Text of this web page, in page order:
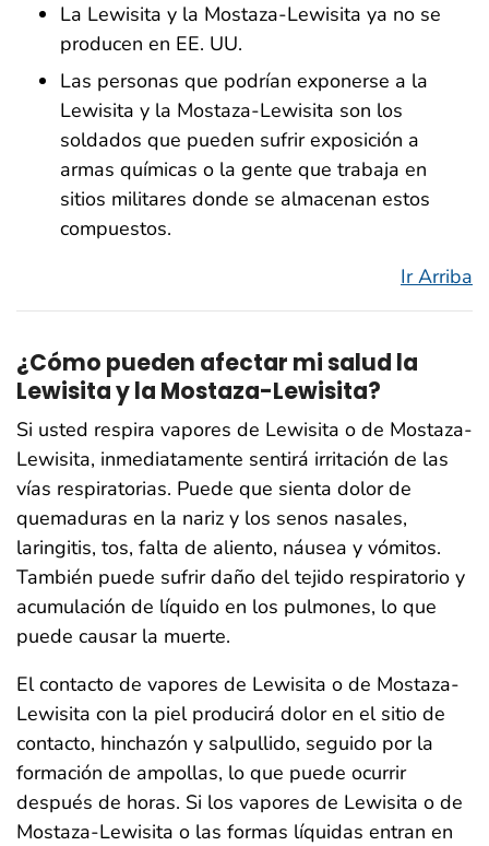
La Lewisita y la Mostaza-Lewisita ya no se
producen en EE. UU.
Las personas que podrían exponerse a la
Lewisita y la Mostaza-Lewisita son los
soldados que pueden sufrir exposición a
armas químicas o la gente que trabaja en
sitios militares donde se almacenan estos
compuestos.
Ir Arriba
¿Cómo pueden afectar mi salud la
Lewisita y la Mostaza-Lewisita?
Si usted respira vapores de Lewisita o de Mostaza-
Lewisita, inmediatamente sentirá irritación de las
vías respiratorias. Puede que sienta dolor de
quemaduras en la nariz y los senos nasales,
laringitis, tos, falta de aliento, náusea y vómitos.
También puede sufrir daño del tejido respiratorio y
acumulación de líquido en los pulmones, lo que
puede causar la muerte.
El contacto de vapores de Lewisita o de Mostaza-
Lewisita con la piel producirá dolor en el sitio de
contacto, hinchazón y salpullido, seguido por la
formación de ampollas, lo que puede ocurrir
después de horas. Si los vapores de Lewisita o de
Mostaza-Lewisita o las formas líquidas entran en